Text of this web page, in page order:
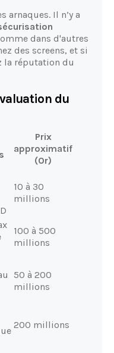
arnaques. Il n’y a
dans d'autres
des screens, et si
la réputation du
du
Prix
approximatif
(Or)
10 à 30
millions
100 à 500
millions
50 à 200
millions
200 millions